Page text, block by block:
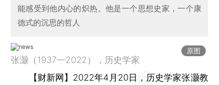
能感受到他内心的炽热。他是一个思想史家，一个康
德式的沉思的哲人
原图
张灏（1937—2022），历史学家
【财新网】 2022年4月20日，历史学家张灏教